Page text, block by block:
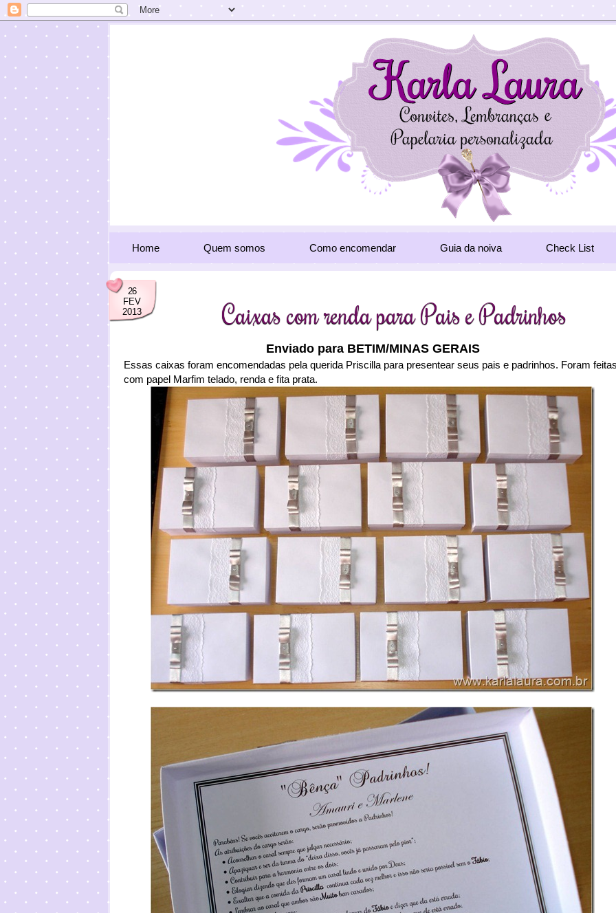
Home Quem somos Como encomendar Guia da noiva Check List
26
FEV
2013
Caixas com renda para Pais e Padrinhos
Enviado para BETIM/MINAS GERAIS
Essas caixas foram encomendadas pela querida Priscilla para presentear seus pais e padrinhos. Foram
com papel Marfim telado, renda e fita prata.